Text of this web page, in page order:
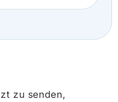
zu senden,